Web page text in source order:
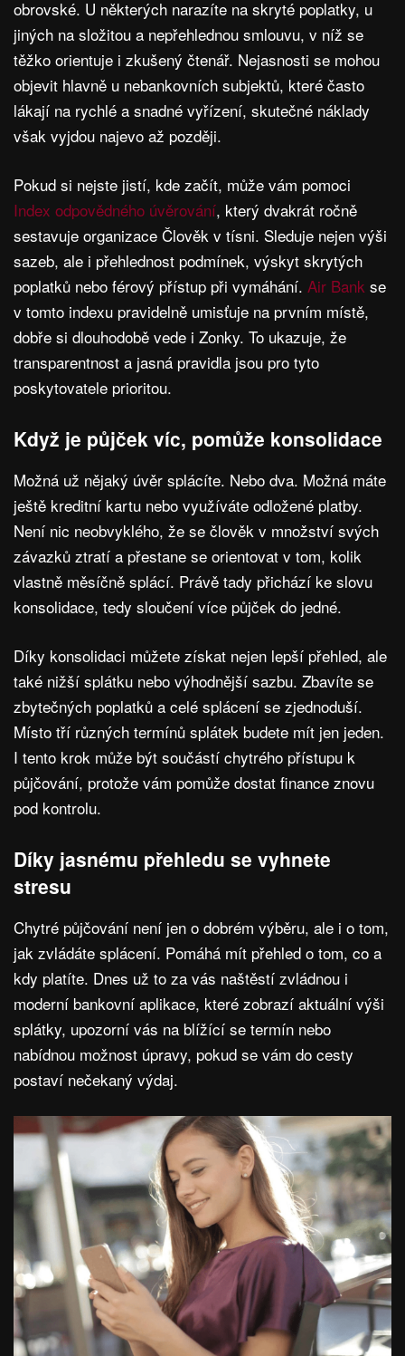
obrovské. U některých narazíte na skryté poplatky, u
jiných na složitou a nepřehlednou smlouvu, v níž se
těžko orientuje i zkušený čtenář. Nejasnosti se mohou
objevit hlavně u nebankovních subjektů, které často
lákají na rychlé a snadné vyřízení, skutečné náklady
však vyjdou najevo až později.
Pokud si nejste jistí, kde začít, může vám pomoci
Index odpovědného úvěrování, který dvakrát ročně
sestavuje organizace Člověk v tísni. Sleduje nejen výši
sazeb, ale i přehlednost podmínek, výskyt skrytých
poplatků nebo férový přístup při vymáhání. Air Bank se
v tomto indexu pravidelně umisťuje na prvním místě,
dobře si dlouhodobě vede i Zonky. To ukazuje, že
transparentnost a jasná pravidla jsou pro tyto
poskytovatele prioritou.
Když je půjček víc, pomůže konsolidace
Možná už nějaký úvěr splácíte. Nebo dva. Možná máte
ještě kreditní kartu nebo využíváte odložené platby.
Není nic neobvyklého, že se člověk v množství svých
závazků ztratí a přestane se orientovat v tom, kolik
vlastně měsíčně splácí. Právě tady přichází ke slovu
konsolidace, tedy sloučení více půjček do jedné.
Díky konsolidaci můžete získat nejen lepší přehled, ale
také nižší splátku nebo výhodnější sazbu. Zbavíte se
zbytečných poplatků a celé splácení se zjednoduší.
Místo tří různých termínů splátek budete mít jen jeden.
I tento krok může být součástí chytrého přístupu k
půjčování, protože vám pomůže dostat finance znovu
pod kontrolu.
Díky jasnému přehledu se vyhnete
stresu
Chytré půjčování není jen o dobrém výběru, ale i o tom,
jak zvládáte splácení. Pomáhá mít přehled o tom, co a
kdy platíte. Dnes už to za vás naštěstí zvládnou i
moderní bankovní aplikace, které zobrazí aktuální výši
splátky, upozorní vás na blížící se termín nebo
nabídnou možnost úpravy, pokud se vám do cesty
postaví nečekaný výdaj.